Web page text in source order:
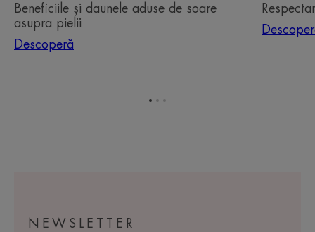
Beneficiile și daunele aduse de soare
asupra pielii
Descoperă
NEWSLETTER